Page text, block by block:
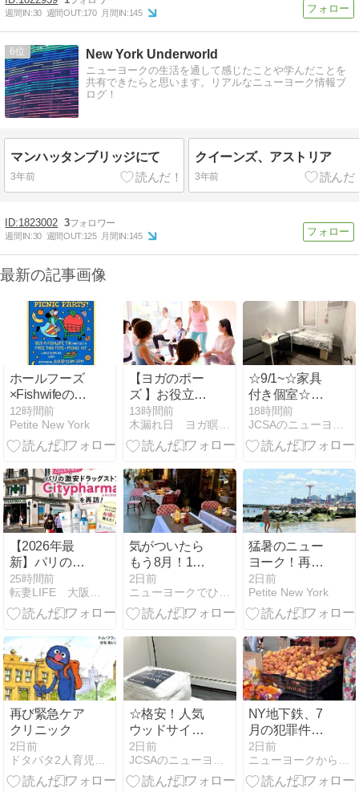
週間IN:30 週間OUT:170 月間IN:145
6 New York Underworld
ニューヨークの生活を通して感じたことや学んだことを
共有できたらと思います。リアルなニューヨーク情報ブ
ログ！
マンハッタンブリッジにて
3年前
クイーンズ、アストリア
3年前
1823002 3
週間IN:30 週間OUT:125 月間IN:145
最新の記事画像
ホールフーズ
×Fishwifeの人
気トートバッ
グが明日もら
える！限定イ
12時間前
Petite New York
【ヨガのポー
ズ 】お役立ち
記事まとめ
13時間前
木漏れ日 ヨガ瞑想ライフ キミ（今津貴美）
☆9/1~☆家具
付き個室☆人
気のロングア
イランドシテ
ィー☆ランド
18時間前
JCSAのニューヨーク通信 ニューヨーカーとシェアしよう！
【2026年最
新】パリの激
安ドラッグス
トア
「Citypharma」
格比較・タッ
クスフリー情
報】
25時間前
転妻LIFE 大阪→東京→NY
気がついたら
もう8月！1週
間が早い！
2日前
ニューヨークでひと息しましょ ２
猛暑のニュー
ヨーク！再び
ヒートアドバ
イザリー Heat
Advisory 体感
の予報
2日前
Petite New York
再び緊急ケア
クリニック
2日前
ドタバタ2人育児とニューヨーク生活☆
☆格安！人気
ウッドサイド
☆駅近☆家具
付き個室
☆$600(込)
2日前
JCSAのニューヨーク通信 ニューヨーカーとシェアしよう！
NY地下鉄、7
月の犯罪件数
11％増!!!
2日前
ニューヨークから実況生中継でお伝えします!!!